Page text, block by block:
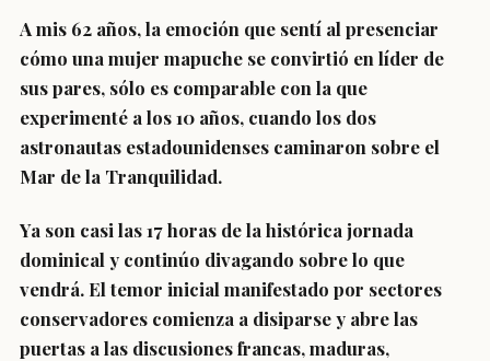
A mis 62 años, la emoción que sentí al presenciar
cómo una mujer mapuche se convirtió en líder de
sus pares, sólo es comparable con la que
experimenté a los 10 años, cuando los dos
astronautas estadounidenses caminaron sobre el
Mar de la Tranquilidad.
Ya son casi las 17 horas de la histórica jornada
dominical y continúo divagando sobre lo que
vendrá. El temor inicial manifestado por sectores
conservadores comienza a disiparse y abre las
puertas a las discusiones francas, maduras,